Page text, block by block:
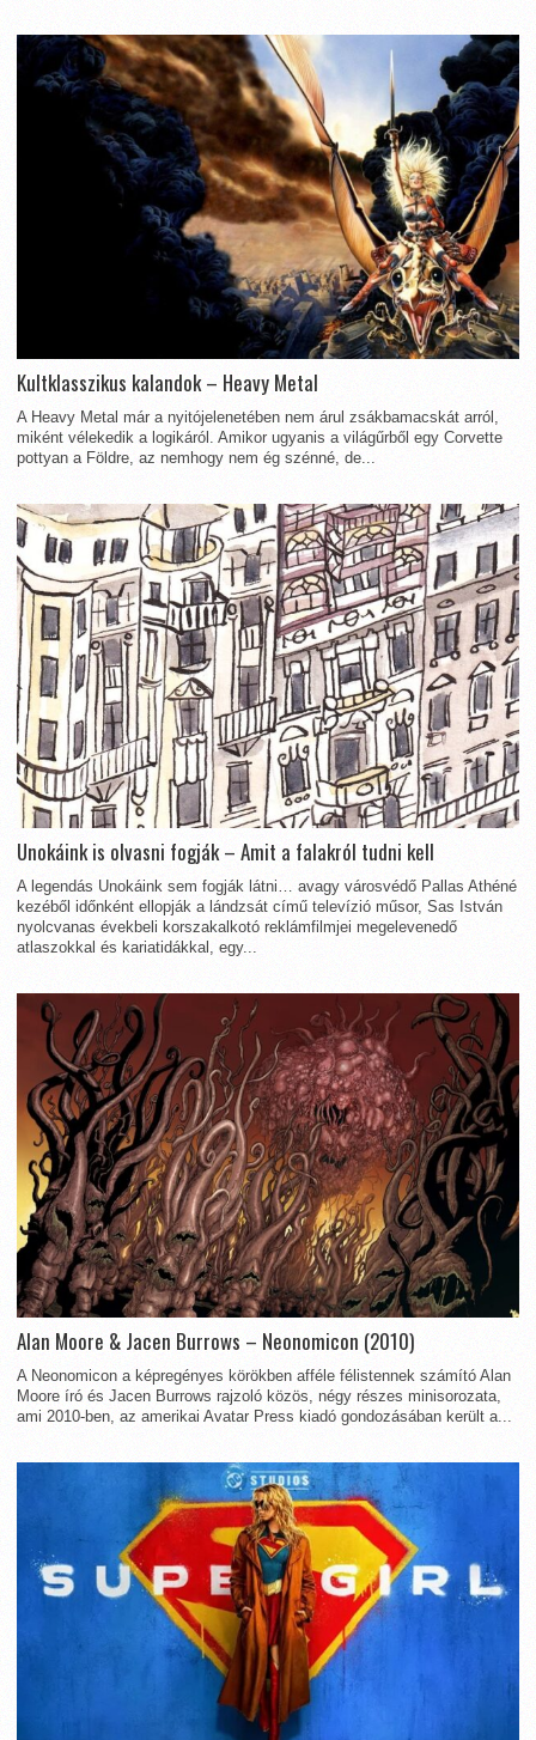
Kultklasszikus kalandok – Heavy Metal
A Heavy Metal már a nyitójelenetében nem árul zsákbamacskát arról,
miként vélekedik a logikáról. Amikor ugyanis a világűrből egy Corvette
pottyan a Földre, az nemhogy nem ég szénné, de...
Unokáink is olvasni fogják – Amit a falakról tudni kell
A legendás Unokáink sem fogják látni… avagy városvédő Pallas Athéné
kezéből időnként ellopják a lándzsát című televízió műsor, Sas István
nyolcvanas évekbeli korszakalkotó reklámfilmjei megelevenedő
atlaszokkal és kariatidákkal, egy...
Alan Moore & Jacen Burrows – Neonomicon (2010)
A Neonomicon a képregényes körökben afféle félistennek számító Alan
Moore író és Jacen Burrows rajzoló közös, négy részes minisorozata,
ami 2010-ben, az amerikai Avatar Press kiadó gondozásában került a...